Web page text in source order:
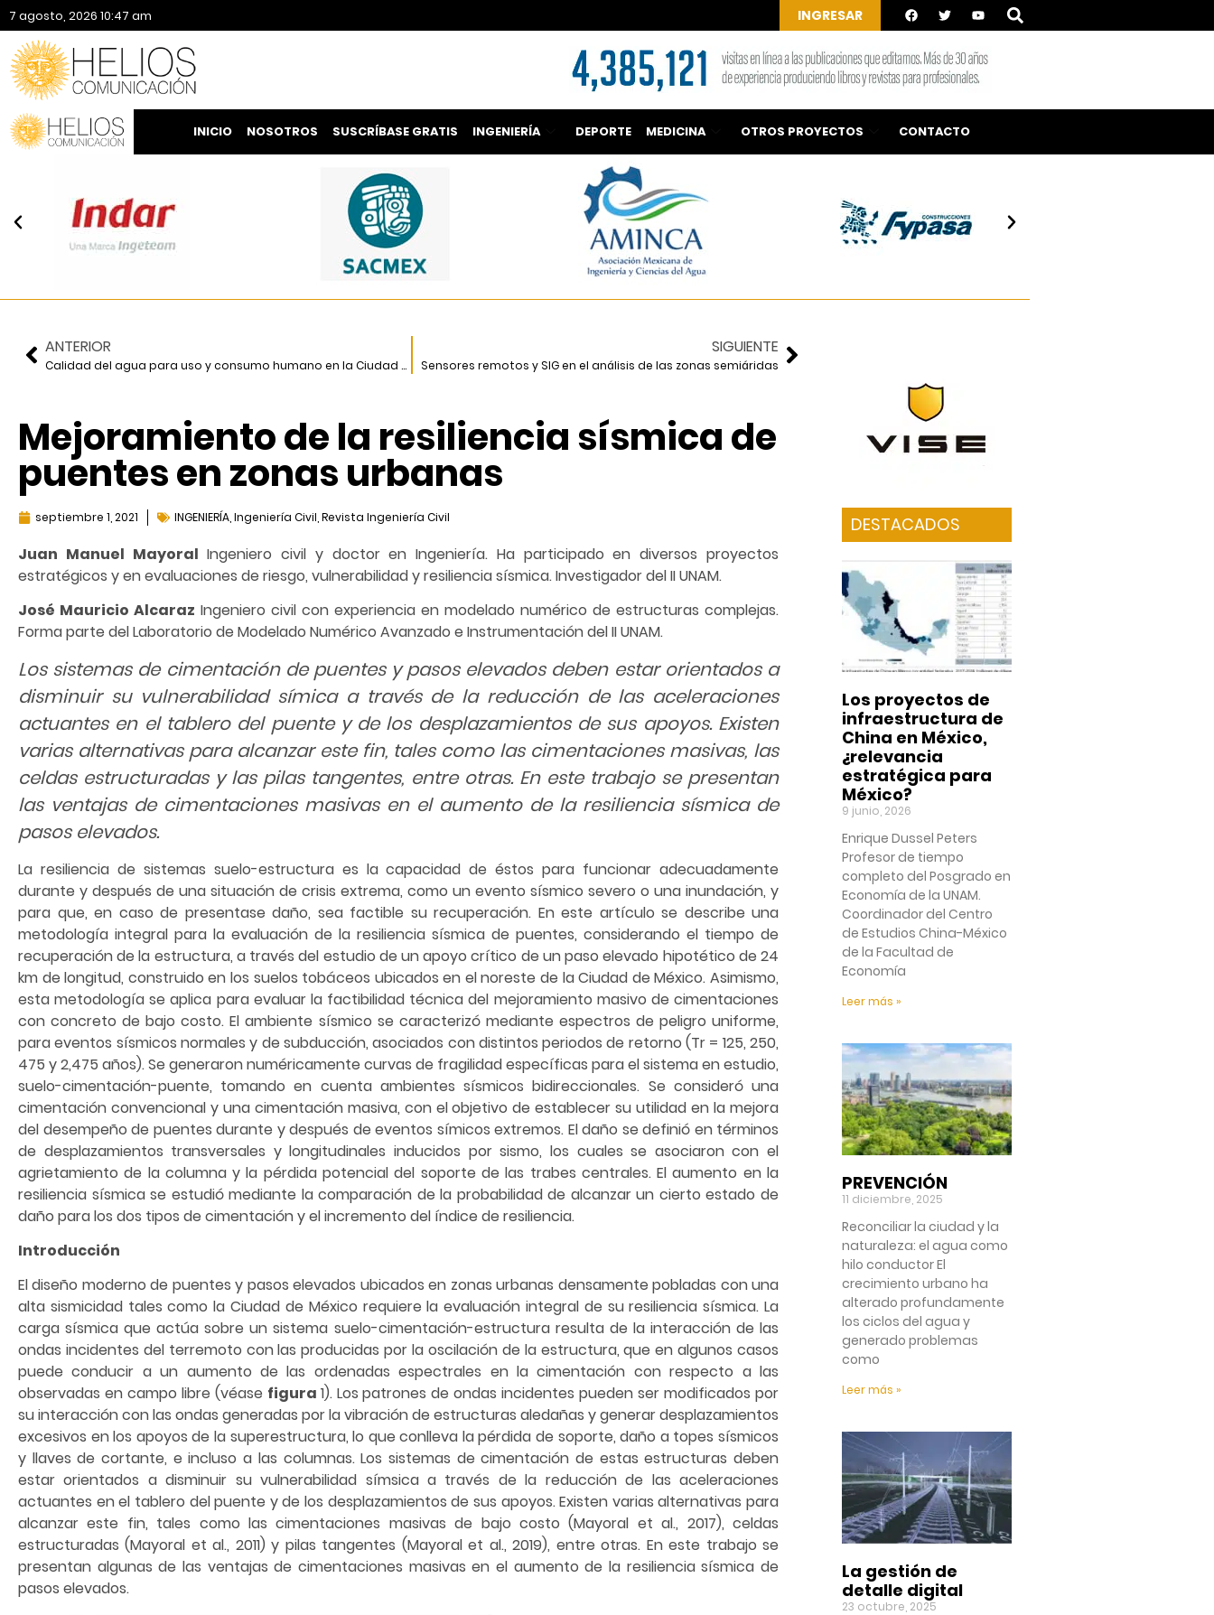
7 agosto, 2026 10:47 am INGRESAR
INICIO NOSOTROS SUSCRÍBASE GRATIS INGENIERÍA DEPORTE MEDICINA OTROS PROYECTOS CONTACTO
ANTERIOR
Calidad del agua para uso y consumo humano en la Ciudad de México
SIGUIENTE
Sensores remotos y SIG en el análisis de las zonas semiáridas
Mejoramiento de la resiliencia sísmica de
puentes en zonas urbanas
septiembre 1, 2021 INGENIERÍA Ingeniería Civil Revista Ingeniería Civil
Juan Manuel Mayoral Ingeniero civil y doctor en Ingeniería. Ha participado en diversos proyectos
estratégicos y en evaluaciones de riesgo, vulnerabilidad y resiliencia sísmica. Investigador del II UNAM.
José Mauricio Alcaraz Ingeniero civil con experiencia en modelado numérico de estructuras complejas.
Forma parte del Laboratorio de Modelado Numérico Avanzado e Instrumentación del II UNAM.
Los sistemas de cimentación de puentes y pasos elevados deben estar orientados a
disminuir su vulnerabilidad símica a través de la reducción de las aceleraciones
actuantes en el tablero del puente y de los desplazamientos de sus apoyos. Existen
varias alternativas para alcanzar este fin, tales como las cimentaciones masivas, las
celdas estructuradas y las pilas tangentes, entre otras. En este trabajo se presentan
las ventajas de cimentaciones masivas en el aumento de la resiliencia sísmica de
pasos elevados.
La resiliencia de sistemas suelo-estructura es la capacidad de éstos para funcionar adecuadamente
durante y después de una situación de crisis extrema, como un evento sísmico severo o una inundación, y
para que, en caso de presentase daño, sea factible su recuperación. En este artículo se describe una
metodología integral para la evaluación de la resiliencia sísmica de puentes, considerando el tiempo de
recuperación de la estructura, a través del estudio de un apoyo crítico de un paso elevado hipotético de 24
km de longitud, construido en los suelos tobáceos ubicados en el noreste de la Ciudad de México. Asimismo,
esta metodología se aplica para evaluar la factibilidad técnica del mejoramiento masivo de cimentaciones
con concreto de bajo costo. El ambiente sísmico se caracterizó mediante espectros de peligro uniforme,
para eventos sísmicos normales y de subducción, asociados con distintos periodos de retorno (Tr = 125, 250,
475 y 2,475 años). Se generaron numéricamente curvas de fragilidad específicas para el sistema en estudio,
suelo-cimentación-puente, tomando en cuenta ambientes sísmicos bidireccionales. Se consideró una
cimentación convencional y una cimentación masiva, con el objetivo de establecer su utilidad en la mejora
del desempeño de puentes durante y después de eventos símicos extremos. El daño se definió en términos
de desplazamientos transversales y longitudinales inducidos por sismo, los cuales se asociaron con el
agrietamiento de la columna y la pérdida potencial del soporte de las trabes centrales. El aumento en la
resiliencia sísmica se estudió mediante la comparación de la probabilidad de alcanzar un cierto estado de
daño para los dos tipos de cimentación y el incremento del índice de resiliencia.
Introducción
El diseño moderno de puentes y pasos elevados ubicados en zonas urbanas densamente pobladas con una
alta sismicidad tales como la Ciudad de México requiere la evaluación integral de su resiliencia sísmica. La
carga sísmica que actúa sobre un sistema suelo-cimentación-estructura resulta de la interacción de las
ondas incidentes del terremoto con las producidas por la oscilación de la estructura, que en algunos casos
puede conducir a un aumento de las ordenadas espectrales en la cimentación con respecto a las
observadas en campo libre (véase figura 1). Los patrones de ondas incidentes pueden ser modificados por
su interacción con las ondas generadas por la vibración de estructuras aledañas y generar desplazamientos
excesivos en los apoyos de la superestructura, lo que conlleva la pérdida de soporte, daño a topes sísmicos
y llaves de cortante, e incluso a las columnas. Los sistemas de cimentación de estas estructuras deben
estar orientados a disminuir su vulnerabilidad símsica a través de la reducción de las aceleraciones
actuantes en el tablero del puente y de los desplazamientos de sus apoyos. Existen varias alternativas para
alcanzar este fin, tales como las cimentaciones masivas de bajo costo (Mayoral et al., 2017), celdas
estructuradas (Mayoral et al., 2011) y pilas tangentes (Mayoral et al., 2019), entre otras. En este trabajo se
presentan algunas de las ventajas de cimentaciones masivas en el aumento de la resiliencia sísmica de
pasos elevados.
DESTACADOS
Los proyectos de
infraestructura de
China en México,
¿relevancia
estratégica para
México?
9 junio, 2026
Enrique Dussel Peters
Profesor de tiempo
completo del Posgrado en
Economía de la UNAM.
Coordinador del Centro
de Estudios China-México
de la Facultad de
Economía
Leer más »
PREVENCIÓN
11 diciembre, 2025
Reconciliar la ciudad y la
naturaleza: el agua como
hilo conductor El
crecimiento urbano ha
alterado profundamente
los ciclos del agua y
generado problemas
como
Leer más »
La gestión de
detalle digital
23 octubre, 2025